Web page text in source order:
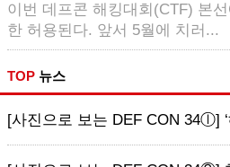
이번 데프콘 해킹대회(CTF) 본
한 허용된다. 앞서 5월에 치러...
TOP 뉴스
[사진으로 보는 DEF CON 34ⓛ]